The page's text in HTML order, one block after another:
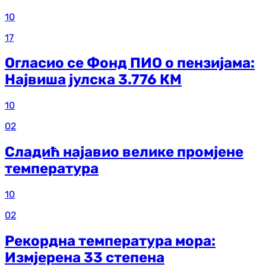
10
17
Огласио се Фонд ПИО о пензијама:
Највиша јулска 3.776 КМ
10
02
Сладић најавио велике промјене
температура
10
02
Рекордна температура мора:
Измјерена 33 степена